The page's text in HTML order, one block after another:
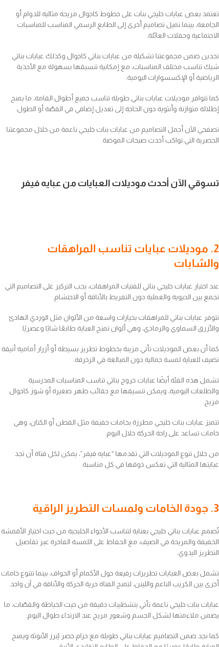
تعتمد بعض عبايات خليجي بنات على خطوط كاجوال مريحة مثالية للدوام أو
الجامعة، بينما تميل تصاميم أخرى إلى الطابع الرسمي المناسب للمناسبات
الاجتماعية وحفلات العائلة.
تجدين ضمن مجموعتنا تشكيلة من عبايات بناتي كاجوال وكذلك عبايات بناتي
شيك تناسب مختلف المناسبات، مع إمكانية تنسيقها بسهولة مع الأحذية
الرياضية أو الإكسسوارات اليومية.
كما تتوافر موديلات عبايات بناتي طويلة تناسب جميع أطوال القامة، ما يمنح
إطلالة متوازنة وأنثوية دون الحاجة إلى تعديل إضافي في القصّة أو الطول.
تصفحي الآن أجمل التصاميم من عبايات بنات خليجي ناعمة من خلال مجموعتنا
الحصرية التي تواكب أحدث صيحات الموضة.
تسوقي الآن أحدث موديلات العبايات من عبايه فيفر
2. موديلات عبايات تناسب المراهقات
والشابات
عند اختيار عبايات خليجي بناتي للفتيات المراهقات، يجب التركيز على التصاميم التي
تجمع بين الحيوية والعملية دون التفريط بالأناقة أو الاحتشام.
تتوفر عبايات بناتي للمراهقات بخيارات واسعة من الألوان مثل الوردي الهادئ
والأزرق السماوي والرمادي، وهي ألوان تمنح العباية طابعًا شابًا وعصريًا.
كما أن بعض الموديلات تأتي مزينة بخطوط تطريز بسيطة أو أزرار أمامية أنيقة
تضيف للعباية لمسة جمالية دون المبالغة في الزخرفة.
تشمل هذه الفئة أيضًا عبايات خروج بناتي تناسب المناسبات المدرسية
والطلعات اليومية، ويمكن تنسيقها مع حقائب ظهر صغيرة أو شوز كاجوال
مريح.
تتميز عبايات بنات خليجي مطرزة بخامات خفيفة مثل القطن أو الكتان، وهي
خامات تساعد على راحة الحركة خلال اليوم.
من خلال تنوع الموديلات التي تقدمها “عبايه فيفر”، يمكن لكل فتاة أن تجد
عبايتها المثالية التي تعكس ذوقها في كل مناسبة.
3. جودة الخامات ولمسات التطريز الراقية
تُصمم عبايات بناتي خليجي بعناية لتناسب الأجواء الخليجية من حيث اختيار الأقمشة
الخفيفة والمريحة في الصيف، مع الحفاظ على اللمسة الفاخرة عبر تفاصيل
التطريز اليدوي.
تشمل بعض العبايات تطريزات رفيعة حول الأكمام أو الحواف، بينما تتنوع خامات
أخرى بين الكريب الناعم واللينن، لتمنح الفتاة حرية الحركة والأناقة في آن واحد.
عبايات بنات خليجي ناعمة تأتي بتشطيبات دقيقة من حيث الخياطة والقصّات، ما
يضمن ملاءمتها لشكل الجسم وشعور مريح عند الارتداء طوال اليوم.
كما نجد ضمن التصاميم عبايات بناتي طويلة مع حزام خصر يُبرز الأنوثة ويمنح